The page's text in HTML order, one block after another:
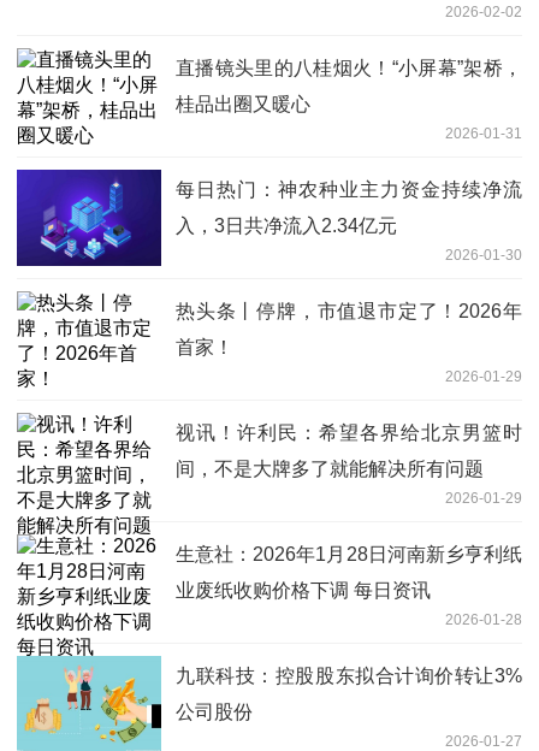
2026-02-02
直播镜头里的八桂烟火！“小屏幕”架桥，
桂品出圈又暖心
2026-01-31
每日热门：神农种业主力资金持续净流
入，3日共净流入2.34亿元
2026-01-30
热头条丨停牌，市值退市定了！2026年
首家！
2026-01-29
视讯！许利民：希望各界给北京男篮时
间，不是大牌多了就能解决所有问题
2026-01-29
生意社：2026年1月28日河南新乡亨利纸
业废纸收购价格下调 每日资讯
2026-01-28
九联科技：控股股东拟合计询价转让3%
公司股份
2026-01-27